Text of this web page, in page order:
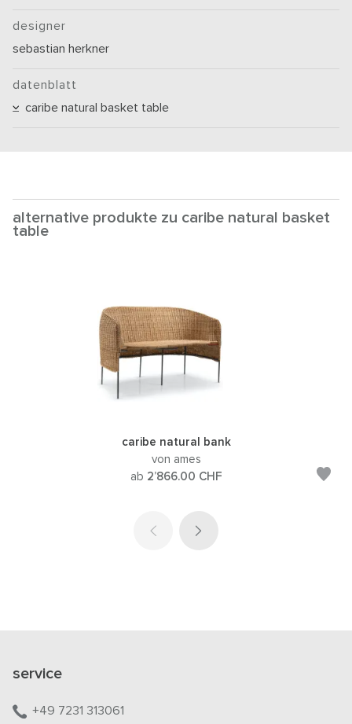
designer
sebastian herkner
datenblatt
caribe natural basket table
alternative produkte zu caribe natural basket
table
caribe natural bank
von ames
ab 2’866.00 CHF
service
+49 7231 313061